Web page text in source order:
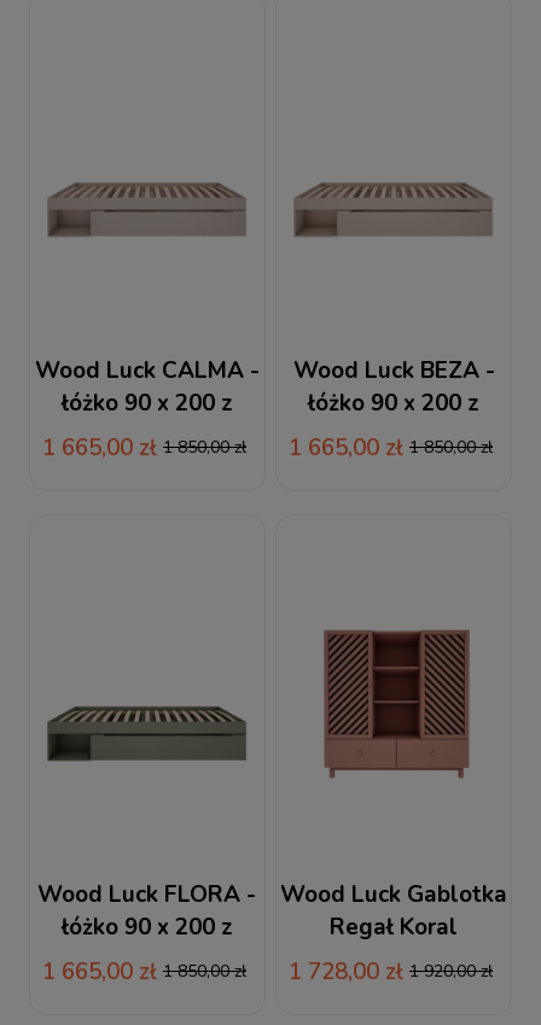
Wood Luck CALMA -
łóżko 90 x 200 z
szufladą kaszmir
1 665,00 zł 1 850,00 zł
Wood Luck BEZA -
łóżko 90 x 200 z
szufladą piaskowy
1 665,00 zł 1 850,00 zł
Wood Luck FLORA -
łóżko 90 x 200 z
szufladą eukaliptus
1 665,00 zł 1 850,00 zł
Wood Luck Gablotka
Regał Koral
1 728,00 zł 1 920,00 zł